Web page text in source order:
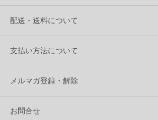
配送・送料について
支払い方法について
メルマガ登録・解除
お問合せ